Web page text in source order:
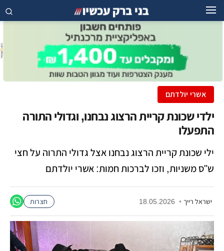
אשרי יולדתם
ילדי שכונת קריית הרצוג נבחנו, וגדולי התורה
התפעלו
ילי שכונת קריית הרצוג נבחנו אצל גדולי התרוה על חצי
ש"ס משניות, וזכו לברכות חמות: אשרי יולדתם
ישראל רייך •
18.05.2026 חצרות